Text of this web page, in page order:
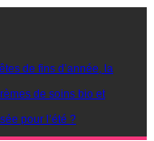
de fins d’année, la
de soins bio et
pour l’été ?